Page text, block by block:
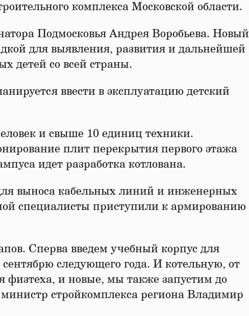
комплекса Московской области.
Подмосковья Андрея Воробьева. Новый
для выявления, развития и дальнейшей
детей со всей страны.
ввести в эксплуатацию детский
и свыше 10 единиц техники.
плит перекрытия первого этажа
идет разработка котлована.
выноса кабельных линий и инженерных
специалисты приступили к армированию
Сперва введем учебный корпус для
следующего года. И котельную, от
физтеха, и новые, мы также запустим до
стройкомплекса региона Владимир